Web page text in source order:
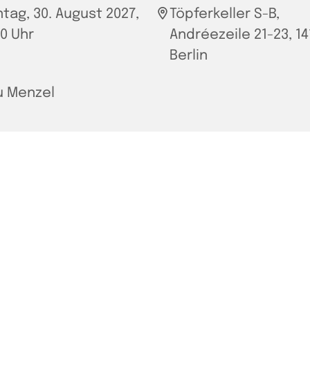
30. August 2027,
Uhr
Töpferkeller S-B,
Andréezeile 21-23,
Berlin
Menzel